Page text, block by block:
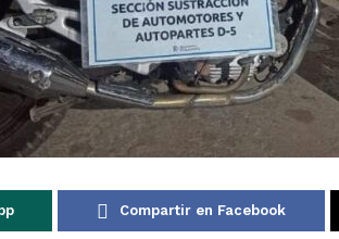
Compartir en Facebook